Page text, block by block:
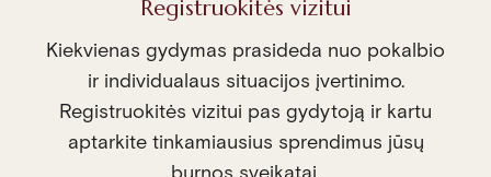
Registruokitės vizitui
Kiekvienas gydymas prasideda nuo pokalbio
ir individualaus situacijos įvertinimo.
Registruokitės vizitui pas gydytoją ir kartu
aptarkite tinkamiausius sprendimus jūsų